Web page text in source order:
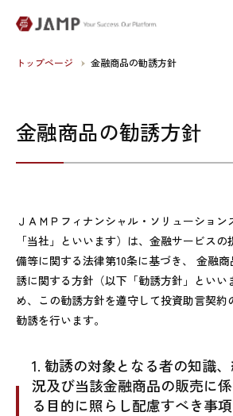
トップページ 金融商品の勧誘方針
金融商品の勧誘方針
ＪＡＭＰフィナンシャル・ソリューション
「当社」といいます）は、金融サービス
備等に関する法律第10条に基づき、 金融
誘に関する方針（以下「勧誘方針」といい
め、この勧誘方針を遵守して投資助言契約
勧誘を行います。
1. 勧誘の対象となる者の知識
況及び当該金融商品の販売に
る目的に照らし配慮すべき事項